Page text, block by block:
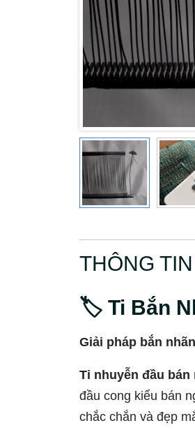
THÔNG
🏷️ Ti Bắn
Giải pháp bắn
Ti nhuyễn đầu bán
đầu cong kiểu bán
chắc chắn và đẹp